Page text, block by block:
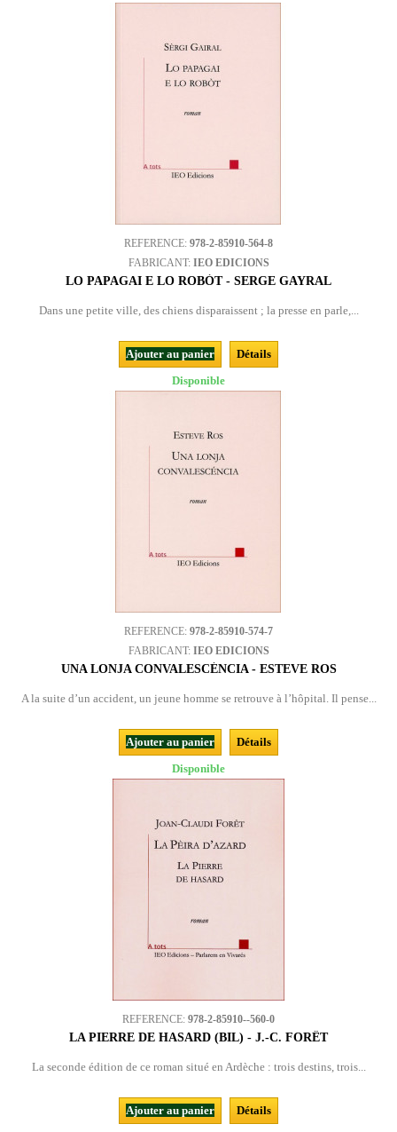
REFERENCE: 978-2-85910-564-8
FABRICANT: IEO EDICIONS
LO PAPAGAI E LO ROBÒT - SERGE GAYRAL
Dans une petite ville, des chiens disparaissent ; la presse en parle,...
Ajouter au panier
Détails
Disponible
REFERENCE: 978-2-85910-574-7
FABRICANT: IEO EDICIONS
UNA LONJA CONVALESCÉNCIA - ESTEVE ROS
A la suite d’un accident, un jeune homme se retrouve à l’hôpital. Il pense...
Ajouter au panier
Détails
Disponible
REFERENCE: 978-2-85910--560-0
LA PIERRE DE HASARD (BIL) - J.-C. FORÊT
La seconde édition de ce roman situé en Ardèche : trois destins, trois...
Ajouter au panier
Détails